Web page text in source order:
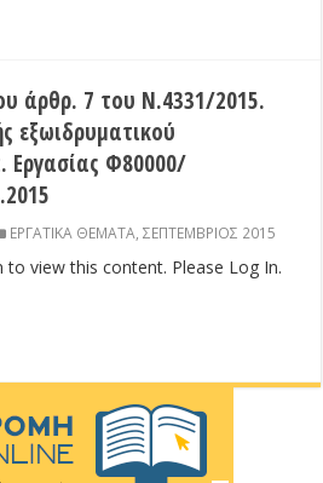
άρθρ. 7 του Ν.4331/2015.
εξωιδρυματικού
Εργασίας Φ80000/
ΕΡΓΑΤΙΚΑ ΘΕΜΑΤΑ,ΣΕΠΤΕΜΒΡΙΟΣ 2015
to view this content. Please Log In.